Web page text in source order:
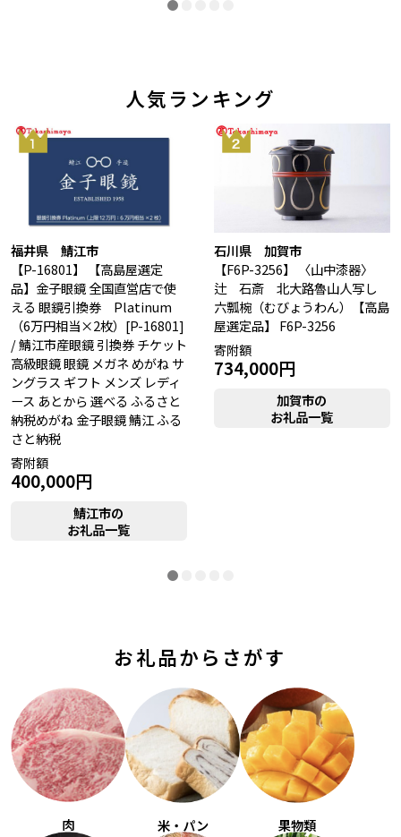
人気ランキング
福井県 鯖江市
【P-16801】
【高島屋選定
品】金子眼鏡 全国直営店で使
える 眼鏡引換券 Platinum
（6万円相当×2枚）[P-16801]
/ 鯖江市産眼鏡 引換券 チケット
高級眼鏡 眼鏡 メガネ めがね サ
ングラス ギフト メンズ レディ
ース あとから 選べる ふるさと
納税めがね 金子眼鏡 鯖江 ふる
さと納税
寄附額
400,000円
鯖江市の
お礼品一覧
石川県 加賀市
【F6P-3256】
〈山中漆器〉
辻 石斎 北大路魯山人写し
六瓢椀（むびょうわん）【高島
屋選定品】 F6P-3256
寄附額
734,000円
加賀市の
お礼品一覧
お礼品からさがす
肉 米・パン 果物類